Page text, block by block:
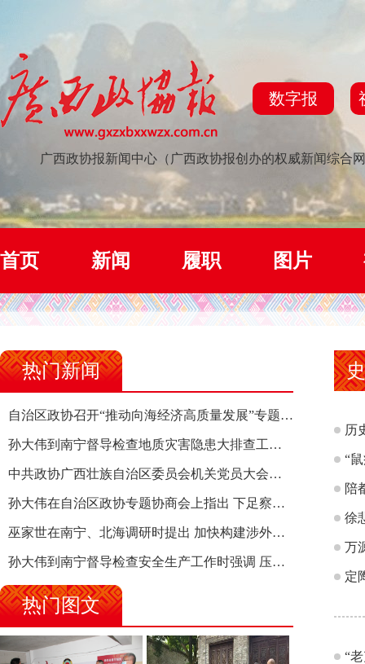
数字报
广西政协报新闻中心（广西政协报创办的权威新闻综合
首页 新闻 履职 图片
热门新闻
自治区政协召开“推动向海经济高质量发展”专题调研座谈会 钱学明出席并讲话
孙大伟到南宁督导检查地质灾害隐患大排查工作时强调 筑牢地质灾害安全防线 全力保障人民群众生命财产安全
中共政协广西壮族自治区委员会机关党员大会召开 选举产生新一届机关党委、机关纪委
孙大伟在自治区政协专题协商会上指出 下足察识谋督之功 恪尽服务大局之责 助推有色金属、关键金属产业高质量发展
巫家世在南宁、北海调研时提出 加快构建涉外法律供给集群 护航向海经济高质量发展
孙大伟到南宁督导检查安全生产工作时强调 压紧压实责任 狠抓隐患整治 坚决筑牢安全生产防线
热门图文
历
“
陪
徐
万
定
“